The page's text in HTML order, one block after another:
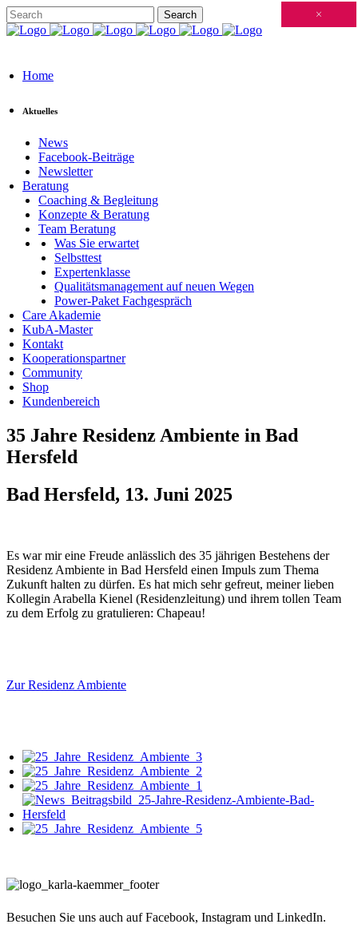
Home
Aktuelles
News
Facebook-Beiträge
Newsletter
Beratung
Coaching & Begleitung
Konzepte & Beratung
Team Beratung
Was Sie erwartet
Selbsttest
Expertenklasse
Qualitätsmanagement auf neuen Wegen
Power-Paket Fachgespräch
Care Akademie
KubA-Master
Kontakt
Kooperationspartner
Community
Shop
Kundenbereich
35 Jahre Residenz Ambiente in Bad
Hersfeld
Bad Hersfeld, 13. Juni 2025
Es war mir eine Freude anlässlich des 35 jährigen Bestehens der
Residenz Ambiente in Bad Hersfeld einen Impuls zum Thema
Zukunft halten zu dürfen. Es hat mich sehr gefreut, meiner lieben
Kollegin Arabella Kienel (Residenzleitung) und ihrem tollen Team
zu dem Erfolg zu gratulieren: Chapeau!
Zur Residenz Ambiente
Besuchen Sie uns auch auf Facebook, Instagram und LinkedIn.
Schließen
×
×
×
×
×
×
×
×
×
×
×
×
×
×
×
×
×
×
×
×
×
×
×
×
×
×
×
×
×
×
×
×
×
×
×
×
×
×
×
×
×
×
×
×
×
×
×
×
×
×
×
×
×
×
×
×
×
×
×
×
×
×
×
×
×
×
×
×
×
×
×
×
×
×
×
×